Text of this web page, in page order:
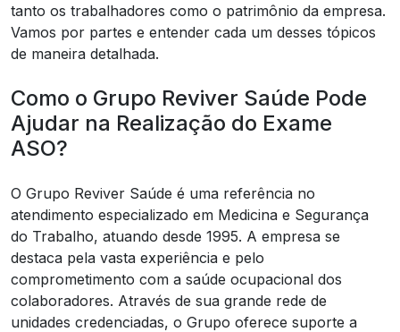
tanto os trabalhadores como o patrimônio da empresa.
Vamos por partes e entender cada um desses tópicos
de maneira detalhada.
Como o Grupo Reviver Saúde Pode
Ajudar na Realização do Exame
ASO?
O Grupo Reviver Saúde é uma referência no
atendimento especializado em Medicina e Segurança
do Trabalho, atuando desde 1995. A empresa se
destaca pela vasta experiência e pelo
comprometimento com a saúde ocupacional dos
colaboradores. Através de sua grande rede de
unidades credenciadas, o Grupo oferece suporte a